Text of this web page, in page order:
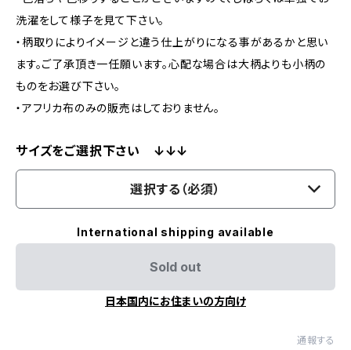
洗濯をして様子を見て下さい。
・柄取りによりイメージと違う仕上がりになる事があるかと思い
ます。ご了承頂き一任願います。心配な場合は大柄よりも小柄の
ものをお選び下さい。
・アフリカ布のみの販売はしておりません。
サイズをご選択下さい ↓↓↓
選択する（必須）
International shipping available
Sold out
日本国内にお住まいの方向け
通報する